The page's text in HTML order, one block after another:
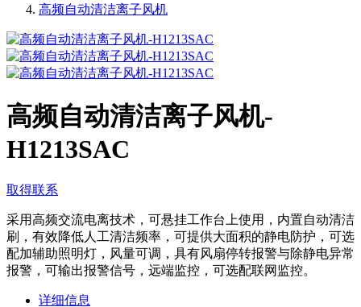
高频自动清洁离子风机
高频自动清洁离子风机-
H1213SAC
取得联系
采用高频交流电离技术，可悬挂工作台上使用，内置自动清洁
刷，有效降低人工清洁频率，可提供大面积的静电防护，可选
配加辅助照明灯，风量可调，具有风扇停转报警与除静电异常
报警，可输出报警信号，远端监控，可选配联网监控。
详细信息